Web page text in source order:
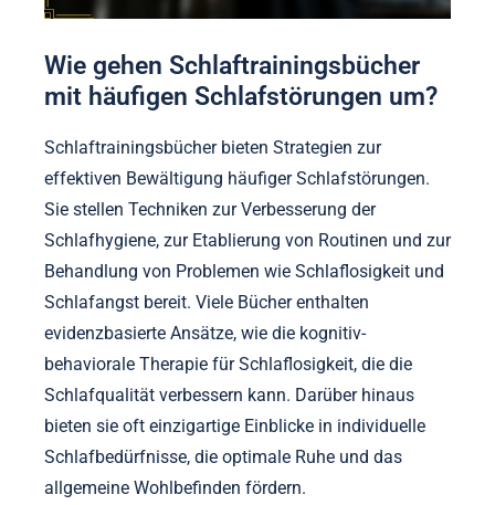
Wie gehen Schlaftrainingsbücher
mit häufigen Schlafstörungen um?
Schlaftrainingsbücher bieten Strategien zur
effektiven Bewältigung häufiger Schlafstörungen.
Sie stellen Techniken zur Verbesserung der
Schlafhygiene, zur Etablierung von Routinen und zur
Behandlung von Problemen wie Schlaflosigkeit und
Schlafangst bereit. Viele Bücher enthalten
evidenzbasierte Ansätze, wie die kognitiv-
behaviorale Therapie für Schlaflosigkeit, die die
Schlafqualität verbessern kann. Darüber hinaus
bieten sie oft einzigartige Einblicke in individuelle
Schlafbedürfnisse, die optimale Ruhe und das
allgemeine Wohlbefinden fördern.